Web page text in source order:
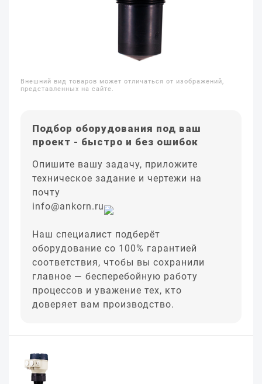
Внешний вид товаров может отличаться от изображений,
представленных на сайте.
Подбор оборудования под ваш
проект - быстро и без ошибок
Опишите вашу задачу, приложите
техническое задание и чертежи на
почту
info@ankorn.ru
Наш специалист подберёт
оборудование со 100% гарантией
соответствия, чтобы вы сохранили
главное — бесперебойную работу
процессов и уважение тех, кто
доверяет вам производство.